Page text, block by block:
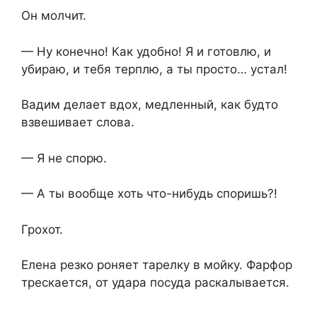
Он молчит.
— Ну конечно! Как удобно! Я и готовлю, и
убираю, и тебя терплю, а ты просто… устал!
Вадим делает вдох, медленный, как будто
взвешивает слова.
— Я не спорю.
— А ты вообще хоть что-нибудь споришь?!
Грохот.
Елена резко роняет тарелку в мойку. Фарфор
трескается, от удара посуда раскалывается.